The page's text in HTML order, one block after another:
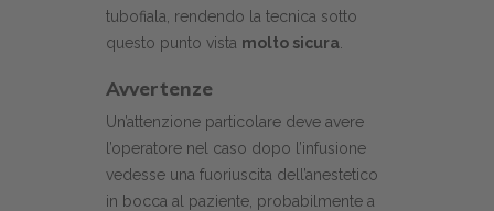
tubofiala, rendendo la tecnica sotto
questo punto vista molto sicura.
Avvertenze
Un’attenzione particolare deve avere
l’operatore nel caso dopo l’infusione
vedesse una fuoriuscita dell’anestetico
in bocca al paziente, probabilmente a